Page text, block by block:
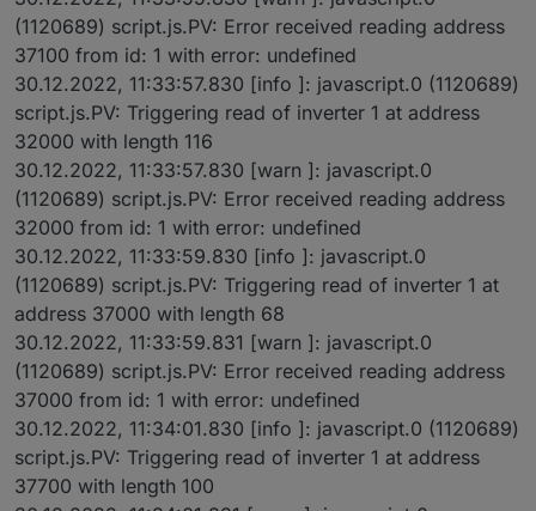
(1120689) script.js.PV: Error received reading address
37100 from id: 1 with error: undefined
30.12.2022, 11:33:57.830 [info ]: javascript.0 (1120689)
script.js.PV: Triggering read of inverter 1 at address
32000 with length 116
30.12.2022, 11:33:57.830 [warn ]: javascript.0
(1120689) script.js.PV: Error received reading address
32000 from id: 1 with error: undefined
30.12.2022, 11:33:59.830 [info ]: javascript.0
(1120689) script.js.PV: Triggering read of inverter 1 at
address 37000 with length 68
30.12.2022, 11:33:59.831 [warn ]: javascript.0
(1120689) script.js.PV: Error received reading address
37000 from id: 1 with error: undefined
30.12.2022, 11:34:01.830 [info ]: javascript.0 (1120689)
script.js.PV: Triggering read of inverter 1 at address
37700 with length 100